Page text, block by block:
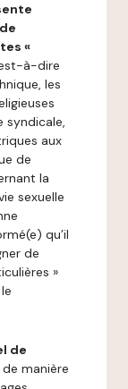
«
à-dire
les
syndicale,
aux
de
la
sexuelle
qu’il
de
»
de
de manière